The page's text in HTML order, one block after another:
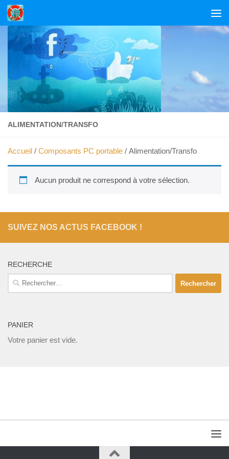
Skip to content
ALIMENTATION/TRANSFO
Accueil / Composants PC portable / Alimentation/Transfo
Aucun produit ne correspond à votre sélection.
SUIVEZ NOS ACTUS FACEBOOK !
RECHERCHE
Rechercher :
PANIER
Votre panier est vide.